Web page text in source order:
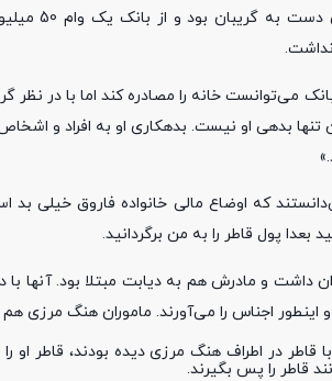
پدر سروش با مشکلات اقتصادی خیلی زیادی دست به گریبان
نداشت.
می‌توانست خانه را مصادره کند اما با در
که این تنها بدهی او نیست. بدهکاری او به
که اوضاع مالی خانواده فاروق خیلی
پول قاطر را به من برگردانید.
و مادرش هم به دیابت مبتلا بود. آنها با
اجناس را می‌آورند. ماموران هنگ مرزی هم
قاطر را پس بگیرند.